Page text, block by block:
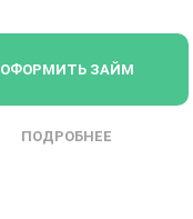
ОФОРМИТЬ ЗАЙМ
ПОДРОБНЕЕ